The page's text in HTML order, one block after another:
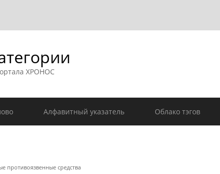
ХРОНОС
Алфавитный указатель Облако тэгов
противоязвенные средства